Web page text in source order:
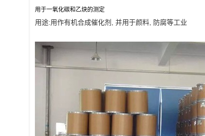
用于一氧化碳和乙炔的测定
用途:用作有机合成催化剂, 并用于颜料, 防腐等工业